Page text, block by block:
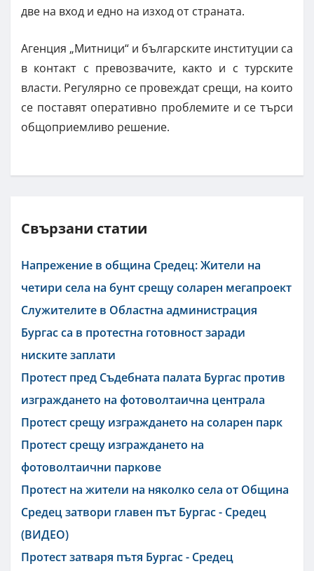
две на вход и едно на изход от страната.
Агенция „Митници“ и българските институции са
в контакт с превозвачите, както и с турските
власти. Регулярно се провеждат срещи, на които
се поставят оперативно проблемите и се търси
общоприемливо решение.
Свързани статии
Напрежение в община Средец: Жители на
четири села на бунт срещу соларен мегапроект
Служителите в Областна администрация
Бургас са в протестна готовност заради
ниските заплати
Протест пред Съдебната палата Бургас против
изграждането на фотоволтаична централа
Протест срещу изграждането на соларен парк
Протест срещу изграждането на
фотоволтаични паркове
Протест на жители на няколко села от Община
Средец затвори главен път Бургас - Средец
(ВИДЕО)
Протест затваря пътя Бургас - Средец